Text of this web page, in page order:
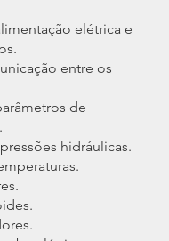
elétrica e
entre os
de
hidráulicas.